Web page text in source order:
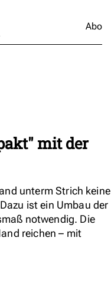
Abo
mit der
unterm Strich keine
ist ein Umbau der
notwendig. Die
reichen – mit